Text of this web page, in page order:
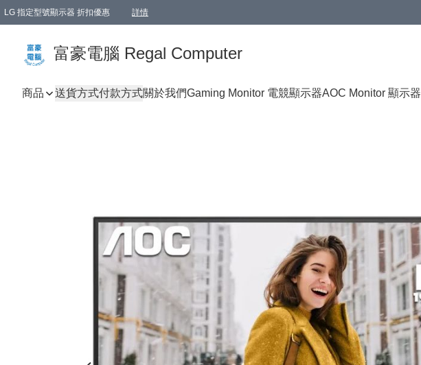
LG 指定型號顯示器 折扣優惠 詳情
富豪電腦 Regal Computer
商品 送貨方式付款方式關於我們Gaming Monitor 電競顯示器AOC Monitor 顯示器